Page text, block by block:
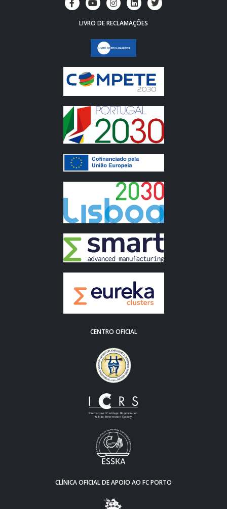
LIVRO DE RECLAMAÇÕES
CENTRO OFICIAL
CLÍNICA OFICIAL DE APOIO AO FC PORTO